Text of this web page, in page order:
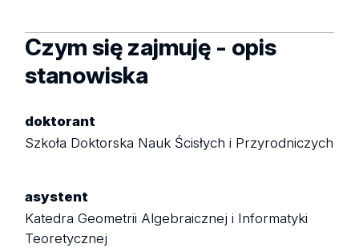
Czym się zajmuję - opis
stanowiska
doktorant
Szkoła Doktorska Nauk Ścisłych i Przyrodniczych
asystent
Katedra Geometrii Algebraicznej i Informatyki
Teoretycznej